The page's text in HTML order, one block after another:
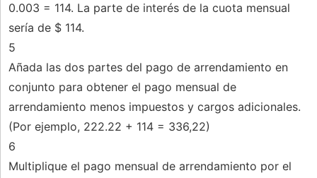
0.003 = 114. La parte de interés de la cuota mensual
sería de $ 114.
5
Añada las dos partes del pago de arrendamiento en
conjunto para obtener el pago mensual de
arrendamiento menos impuestos y cargos adicionales.
(Por ejemplo, 222.22 + 114 = 336,22)
6
Multiplique el pago mensual de arrendamiento por el